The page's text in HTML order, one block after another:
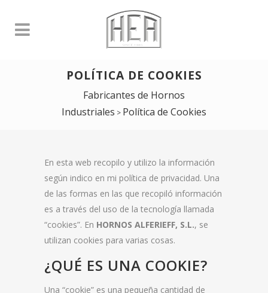
POLÍTICA DE COOKIES
Fabricantes de Hornos
Industriales > Política de Cookies
En esta web recopilo y utilizo la información
según indico en mi política de privacidad. Una
de las formas en las que recopiló información
es a través del uso de la tecnología llamada
“cookies”. En HORNOS ALFERIEFF, S.L., se
utilizan cookies para varias cosas.
¿QUÉ ES UNA COOKIE?
Una “cookie” es una pequeña cantidad de